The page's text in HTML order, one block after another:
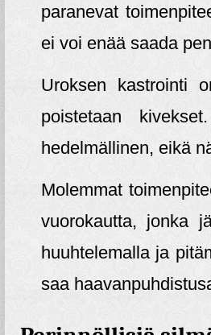
paranevat
ei voi enää saada
Uroksen kastrointi
poistetaan
hedelmällinen, eikä
Molemmat
vuorokautta, jonka
huuhtelemalla ja
saa